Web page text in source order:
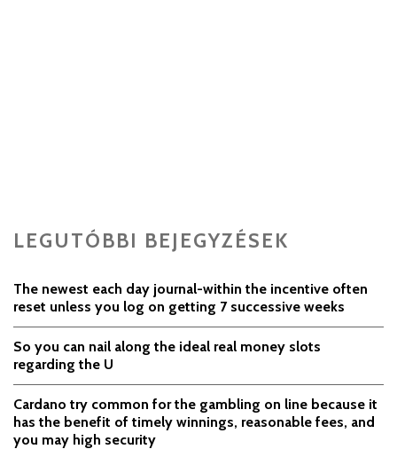
LEGUTÓBBI BEJEGYZÉSEK
The newest each day journal-within the incentive often
reset unless you log on getting 7 successive weeks
So you can nail along the ideal real money slots
regarding the U
Cardano try common for the gambling on line because it
has the benefit of timely winnings, reasonable fees, and
you may high security